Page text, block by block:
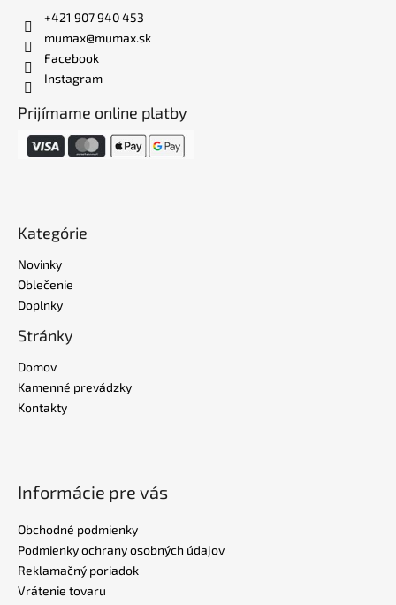
+421 907 940 453
mumax@mumax.sk
Facebook
Instagram
Prijímame online platby
Kategórie
Novinky
Oblečenie
Doplnky
Stránky
Domov
Kamenné prevádzky
Kontakty
Informácie pre vás
Obchodné podmienky
Podmienky ochrany osobných údajov
Reklamačný poriadok
Vrátenie tovaru